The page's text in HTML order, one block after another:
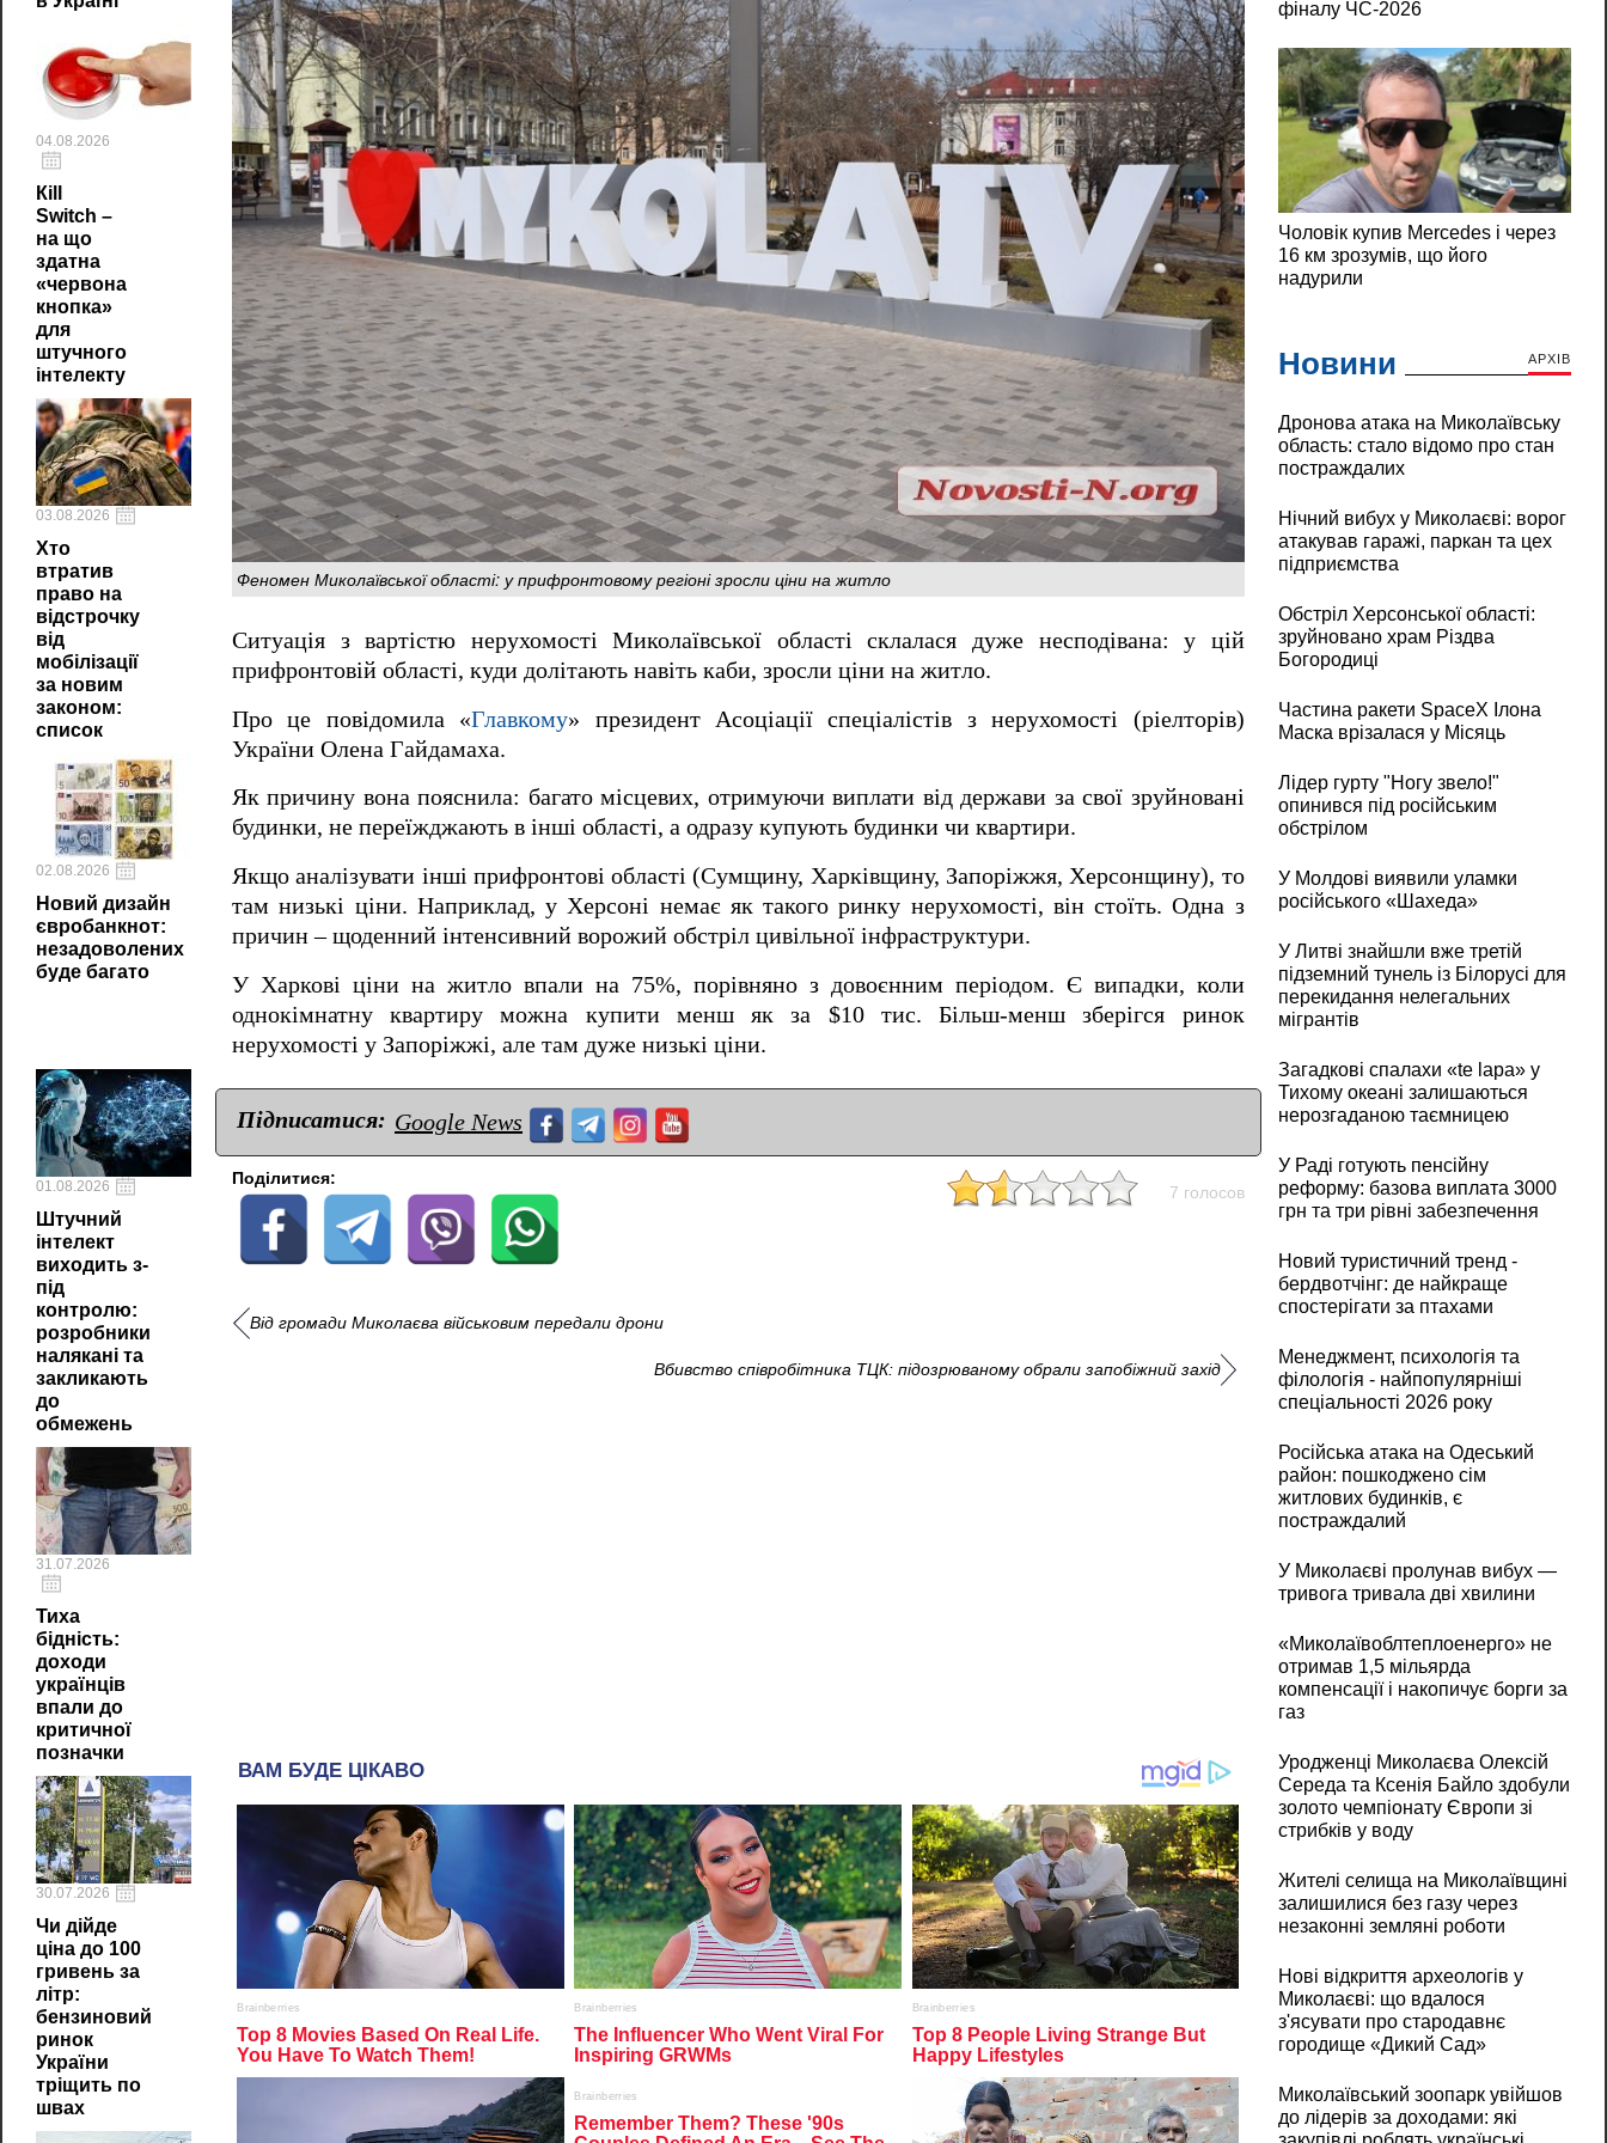
04.08.2026
Кill
Switch –
на що
здатна
«червона
кнопка»
для
штучного
інтелекту
03.08.2026
Хто
втратив
право на
відстрочку
від
мобілізації
за новим
законом:
список
02.08.2026
Новий дизайн
євробанкнот:
незадоволених
буде багато
01.08.2026
Штучний
інтелект
виходить з-
під
контролю:
розробники
налякані та
закликають
до
обмежень
31.07.2026
Тиха
бідність:
доходи
українців
впали до
критичної
позначки
30.07.2026
Чи дійде
ціна до 100
гривень за
літр:
бензиновий
ринок
України
тріщить по
швах
Феномен Миколаївської області: у прифронтовому регіоні зросли ціни на житло
Ситуація з вартістю нерухомості Миколаївської області склалася дуже несподівана: у цій
прифронтовій області, куди долітають навіть каби, зросли ціни на житло.
Про це повідомила «Главкому» президент Асоціації спеціалістів з нерухомості (ріелторів)
України Олена Гайдамаха.
Як причину вона пояснила: багато місцевих, отримуючи виплати від держави за свої зруйновані
будинки, не переїжджають в інші області, а одразу купують будинки чи квартири.
Якщо аналізувати інші прифронтові області (Сумщину, Харківщину, Запоріжжя, Херсонщину), то
там низькі ціни. Наприклад, у Херсоні немає як такого ринку нерухомості, він стоїть. Одна з
причин – щоденний інтенсивний ворожий обстріл цивільної інфраструктури.
У Харкові ціни на житло впали на 75%, порівняно з довоєнним періодом. Є випадки, коли
однокімнатну квартиру можна купити менш як за $10 тис. Більш-менш зберігся ринок
нерухомості у Запоріжжі, але там дуже низькі ціни.
Підписатися: Google News
Поділитися:
7 голосов
Від громади Миколаєва військовим передали дрони
Вбивство співробітника ТЦК: підозрюваному обрали запобіжний захід
Новини АРХІВ
Дронова атака на Миколаївську
область: стало відомо про стан
постраждалих
Нічний вибух у Миколаєві: ворог
атакував гаражі, паркан та цех
підприємства
Обстріл Херсонської області:
зруйновано храм Різдва
Богородиці
Частина ракети SpaceX Ілона
Маска врізалася у Місяць
Лідер гурту "Ногу звело!"
опинився під російським
обстрілом
У Молдові виявили уламки
російського «Шахеда»
У Литві знайшли вже третій
підземний тунель із Білорусі для
перекидання нелегальних
мігрантів
Загадкові спалахи «te lapa» у
Тихому океані залишаються
нерозгаданою таємницею
У Раді готують пенсійну
реформу: базова виплата 3000
грн та три рівні забезпечення
Новий туристичний тренд -
бердвотчінг: де найкраще
спостерігати за птахами
Менеджмент, психологія та
філологія - найпопулярніші
спеціальності 2026 року
Російська атака на Одеський
район: пошкоджено сім
житлових будинків, є
постраждалий
У Миколаєві пролунав вибух —
тривога тривала дві хвилини
«Миколаївоблтеплоенерго» не
отримав 1,5 мільярда
компенсації і накопичує борги за
газ
Уродженці Миколаєва Олексій
Середа та Ксенія Байло здобули
золото чемпіонату Європи зі
стрибків у воду
Жителі селища на Миколаївщині
залишилися без газу через
незаконні земляні роботи
Нові відкриття археологів у
Миколаєві: що вдалося
з'ясувати про стародавнє
городище «Дикий Сад»
Миколаївський зоопарк увійшов
до лідерів за доходами: які